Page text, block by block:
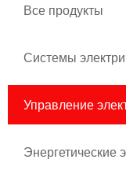
Все продукты
Системы
Управление
Энергетические